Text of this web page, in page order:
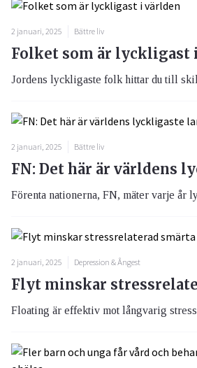
2 januari, 2025 Bättre liv
Folket som är lyckligast
Jordens lyckligaste folk hittar du till
2 januari, 2025 Bättre liv
FN: Det här är världens
Förenta nationerna, FN, mäter varje år
2 januari, 2025 Depression & Ångest
Flyt minskar
Floating är effektiv mot långvarig